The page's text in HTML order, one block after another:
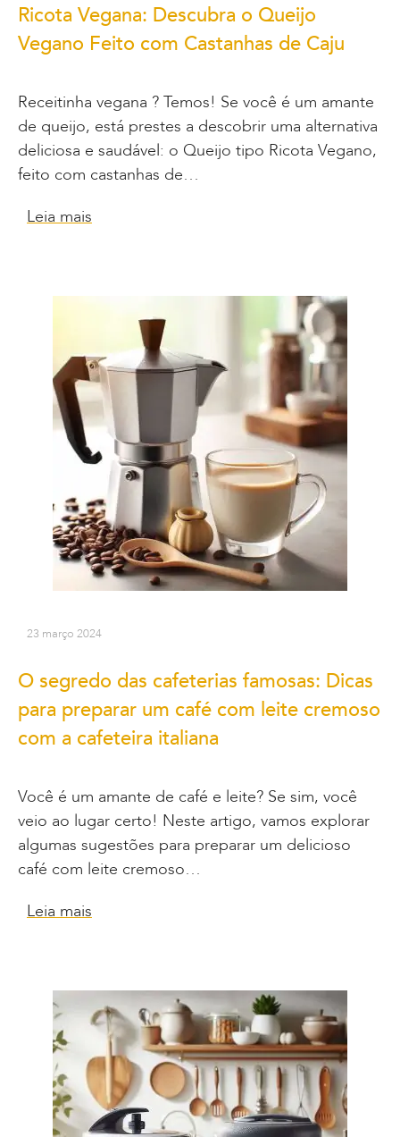
Ricota Vegana: Descubra o Queijo
Vegano Feito com Castanhas de Caju
Receitinha vegana ? Temos! Se você é um amante
de queijo, está prestes a descobrir uma alternativa
deliciosa e saudável: o Queijo tipo Ricota Vegano,
feito com castanhas de…
Leia mais
23 março 2024
O segredo das cafeterias famosas: Dicas
para preparar um café com leite cremoso
com a cafeteira italiana
Você é um amante de café e leite? Se sim, você
veio ao lugar certo! Neste artigo, vamos explorar
algumas sugestões para preparar um delicioso
café com leite cremoso…
Leia mais